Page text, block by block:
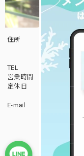
住所
〒248-
神奈川
山口ビル
TEL
0467-
営業時間
定休日
火曜日
不定休
E-mail
お問い